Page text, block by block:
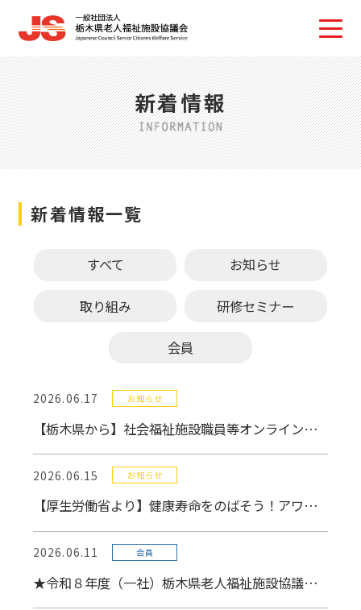
新着情報
新着情報一覧
すべて お知らせ
取り組み 研修セミナー
会員
2026.06.17 お知らせ
【栃木県から】社会福祉施設職員等オンライン海外研修・調査受講希望者の募集について（6/24〆）
2026.06.15 お知らせ
【厚生労働省より】健康寿命をのばそう！アワード（介護予防・高齢者生活支援分野）の被表彰候補の募集について（7/1〆）
2026.06.11 会員
★令和８年度（一社）栃木県老人福祉施設協議会表彰規程に基づく被表彰者等候補者の推薦について(７/31〆）【ﾊﾟｽﾜｰﾄﾞは6/1２送付FAXに記載】